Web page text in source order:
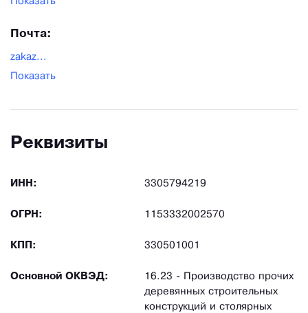
Почта:
zakaz...
Показать
Реквизиты
ИНН: 3305794219
ОГРН: 1153332002570
КПП: 330501001
Основной ОКВЭД:
16.23 - Производство прочих
деревянных строительных
конструкций и столярных